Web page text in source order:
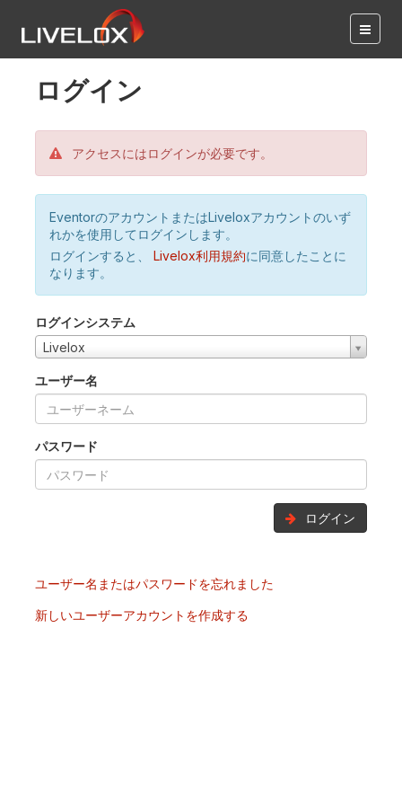
ログイン
アクセスにはログインが必要です。
EventorのアカウントまたはLiveloxアカウントのいず
れかを使用してログインします。
ログインすると、
Livelox利用規約に同意したことに
なります。
ログインシステム
Livelox
ユーザー名
パスワード
ログイン
ユーザー名またはパスワードを忘れました
新しいユーザーアカウントを作成する